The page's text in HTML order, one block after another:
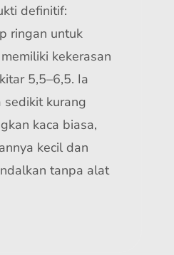
definitif:
ringan untuk
kekerasan
5,5–6,5. Ia
sedikit kurang
kaca biasa,
kecil dan
tanpa alat